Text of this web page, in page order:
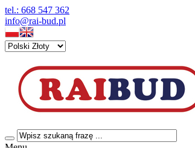
tel.: 668 547 362
info@rai-bud.pl